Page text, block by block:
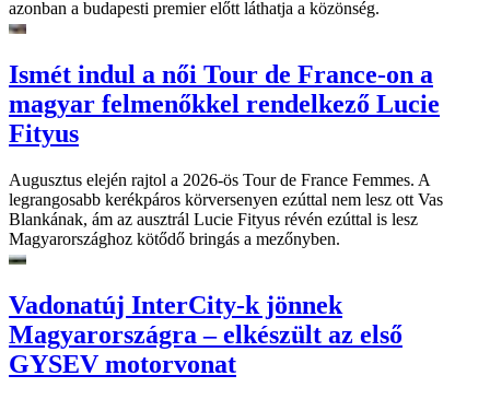
azonban a budapesti premier előtt láthatja a közönség.
Ismét indul a női Tour de France-on a
magyar felmenőkkel rendelkező Lucie
Fityus
Augusztus elején rajtol a 2026-ös Tour de France Femmes. A
legrangosabb kerékpáros körversenyen ezúttal nem lesz ott Vas
Blankának, ám az ausztrál Lucie Fityus révén ezúttal is lesz
Magyarországhoz kötődő bringás a mezőnyben.
Vadonatúj InterCity-k jönnek
Magyarországra – elkészült az első
GYSEV motorvonat